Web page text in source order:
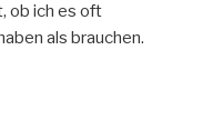
ob ich es oft
als brauchen.